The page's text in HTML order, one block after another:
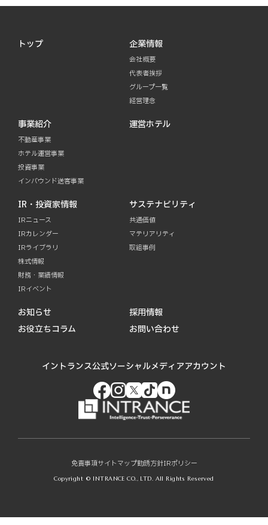
トップ 企業情報
会社概要
代表者挨拶
グループ一覧
経営理念
事業紹介
不動産事業
ホテル運営事業
投資事業
インバウンド送客事業
運営ホテル
IR・投資家情報
IRニュース
IRカレンダー
IRライブラリ
株式情報
財務・業績情報
IRイベント
サステナビリティ
共通価値
マテリアリティ
取組事例
お知らせ
お役立ちコラム
採用情報
お問い合わせ
イントランス公式ソーシャルメディアアカウント
免責事項サイトマップ勧誘方針IRポリシー
Copyright © INTRANCE CO., LTD. All Rights Reserved